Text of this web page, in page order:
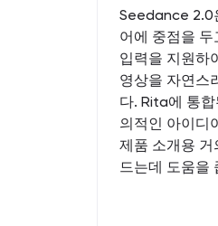
Seedance 2.0
어에 중점을
입력을 지원하
영상을 자연스
다. Rita에 통
의적인 아이디
제품 소개용
드는데 도움을